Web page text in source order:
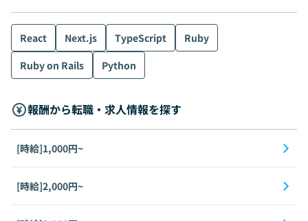
React Next.js TypeScript
Ruby
Ruby on Rails
Python
報酬から転職・求人情報を探す
[時給]1,000円~
[時給]2,000円~